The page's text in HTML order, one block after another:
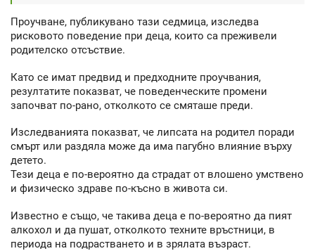
Проучване, публикувано тази седмица, изследва
рисковото поведение при деца, които са преживели
родителско отсъствие.
Като се имат предвид и предходните проучвания,
резултатите показват, че поведенческите промени
започват по-рано, отколкото се смяташе преди.
Изследванията показват, че липсата на родител поради
смърт или раздяла може да има пагубно влияние върху
детето.
Тези деца е по-вероятно да страдат от влошено умствено
и физическо здраве по-късно в живота си.
Известно е също, че такива деца е по-вероятно да пият
алкохол и да пушат, отколкото техните връстници, в
периода на подрастването и в зрялата възраст.